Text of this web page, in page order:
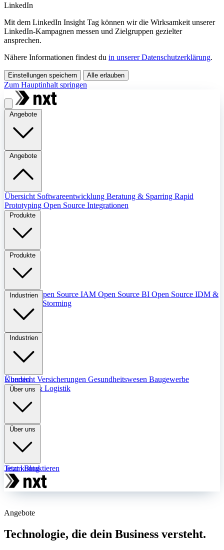
LinkedIn
Mit dem LinkedIn Insight Tag können wir die Wirksamkeit unserer
LinkedIn-Kampagnen messen und Zielgruppen gezielter
ansprechen.
Nähere Informationen findest du in unserer Datenschutzerklärung.
Einstellungen speichern Alle erlauben
Zum Hauptinhalt springen
Angebote
Angebote
Übersicht Softwareentwicklung Beratung & Sparring Rapid
Prototyping Open Source Integrationen
Produkte
Produkte
ÜbersichtOpen Source IAM Open Source BI Open Source IDM &
Event Storming
Industrien
Industrien
Übersicht Versicherungen Gesundheitswesen Baugewerbe
Transport & Logistik
Kunden
Über uns
Über uns
TeamBlog
Jetzt kontaktieren
Angebote
Technologie, die dein Business versteht.